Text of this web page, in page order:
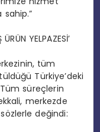
YELPAZESİ’
tüm
Türkiye’deki
süreçlerin
merkezde
değindi: